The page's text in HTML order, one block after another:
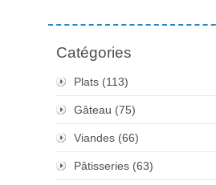
Catégories
Plats (113)
Gâteau (75)
Viandes (66)
Pâtisseries (63)